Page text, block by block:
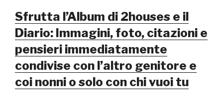
Sfrutta l’Album di 2houses e il
Diario: Immagini, foto, citazioni e
pensieri immediatamente
condivise con l’altro genitore e
coi nonni o solo con chi vuoi tu